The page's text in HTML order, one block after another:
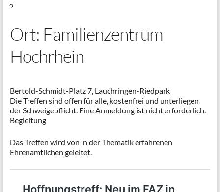
Ort: Familienzentrum
Hochrhein
Bertold-Schmidt-Platz 7, Lauchringen-Riedpark
Die Treffen sind offen für alle, kostenfrei und unterliegen
der Schweigepflicht. Eine Anmeldung ist nicht erforderlich.
Begleitung
Das Treffen wird von in der Thematik erfahrenen
Ehrenamtlichen geleitet.